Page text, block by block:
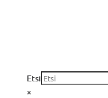
Etsi
×